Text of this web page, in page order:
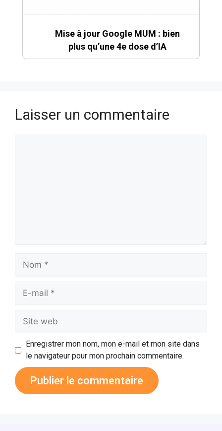
Mise à jour Google MUM : bien
plus qu’une 4e dose d’IA
Laisser un commentaire
Enregistrer mon nom, mon e-mail et mon site dans
le navigateur pour mon prochain commentaire.